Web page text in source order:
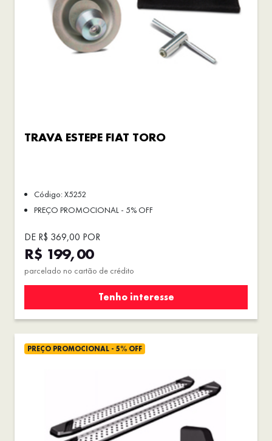
TRAVA ESTEPE FIAT TORO
Código: X5252
PREÇO PROMOCIONAL - 5% OFF
DE R$ 369,00 POR
R$ 199,00
parcelado no cartão de crédito
Tenho interesse
PREÇO PROMOCIONAL - 5% OFF